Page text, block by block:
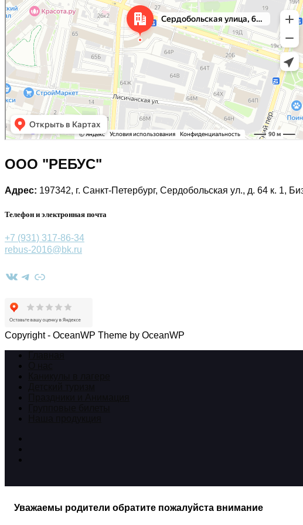
ООО "РЕБУС"
Адрес: 197342, г. Санкт-Петербург, Сердобольская ул., д. 64 к. 1,
Телефон и электронная почта
+7 (931) 317-86-34
rebus-2016@bk.ru
ВКонтакте
Telegram
Ссылка
Copyright - OceanWP Theme by OceanWP
Уважаемы родители обратите пожалуйста внимание